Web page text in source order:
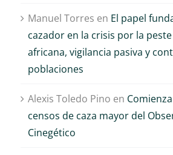
Manuel Torres en El papel
cazador en la crisis por la
africana, vigilancia pasiva y
poblaciones
Alexis Toledo Pino en
censos de caza mayor del
Cinegético